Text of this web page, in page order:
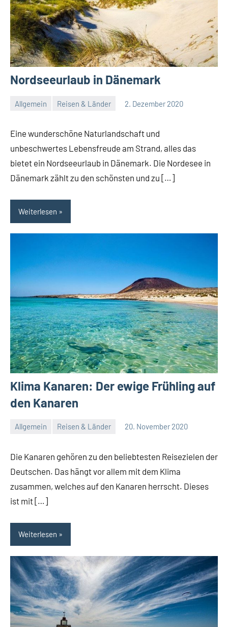
Nordseeurlaub in Dänemark
Allgemein Reisen & Länder 2. Dezember 2020
Redaktion
Keine
Eine wunderschöne Naturlandschaft und
unbeschwertes Lebensfreude am Strand, alles das
bietet ein Nordseeurlaub in Dänemark. Die Nordesee in
Dänemark zählt zu den schönsten und zu […]
Weiterlesen
Klima Kanaren: Der ewige Frühling auf
den Kanaren
Allgemein Reisen & Länder 20. November 2020
Redaktion
Keine
Die Kanaren gehören zu den beliebtesten Reisezielen der
Deutschen. Das hängt vor allem mit dem Klima
zusammen, welches auf den Kanaren herrscht. Dieses
ist mit […]
Weiterlesen